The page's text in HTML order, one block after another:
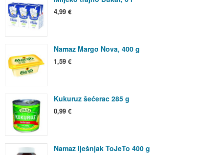
4,99 €
Namaz Margo Nova, 400 g
1,59 €
Kukuruz šećerac 285 g
0,99 €
Namaz lješnjak ToJeTo 400 g